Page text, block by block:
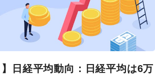
】日経平均動向：日経平均は6万